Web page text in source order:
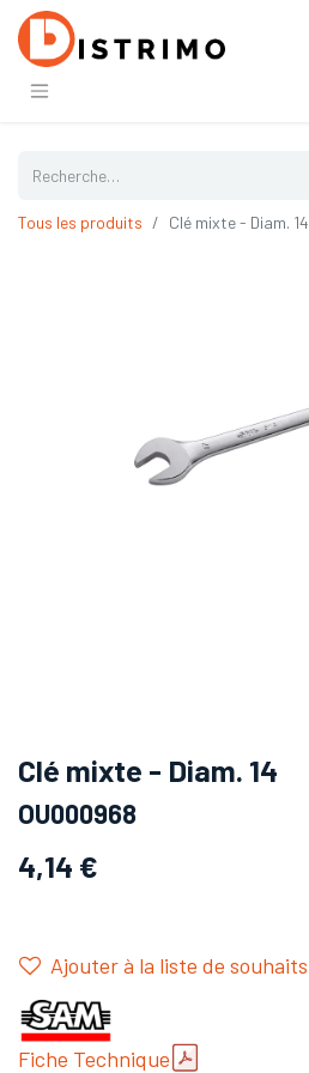
Tous les produits Clé mixte - Diam. 14
Clé mixte - Diam. 14
OU000968
4,14 €
Ajouter à la liste de souhaits
Fiche Technique